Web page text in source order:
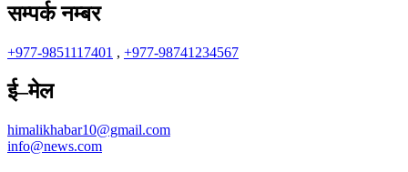
सम्पर्क नम्बर
+977-9851117401 , +977-98741234567
ई–मेल
himalikhabar10@gmail.com
info@news.com